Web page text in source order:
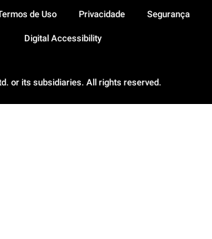
or its subsidiaries. All rights reserved.
de Uso Privacidade Segurança
Digital Accessibility